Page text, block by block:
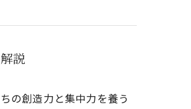
説
の創造力と集中力を養う